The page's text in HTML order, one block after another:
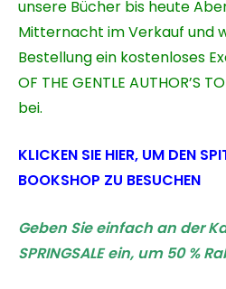
unsere Bücher bis heute
Mitternacht im Verkauf und
Bestellung ein kostenloses
OF THE GENTLE AUTHOR’S
bei.
KLICKEN SIE HIER, UM DEN
BOOKSHOP ZU BESUCHEN
Geben Sie einfach an der
SPRINGSALE ein, um 50 %